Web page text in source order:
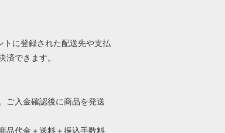
トに登録された配送先や支払
済できます。
ご入金確認後に商品を発送
品代金＋送料＋振込手数料